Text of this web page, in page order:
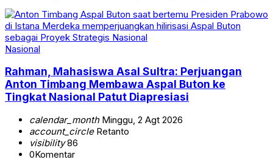
Nasional
Rahman, Mahasiswa Asal Sultra: Perjuangan
Anton Timbang Membawa Aspal Buton ke
Tingkat Nasional Patut Diapresiasi
calendar_monthMinggu, 2 Agt 2026
account_circleRetanto
visibility86
0Komentar